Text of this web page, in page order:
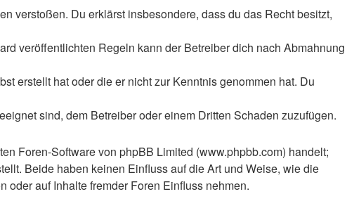
verstoßen. Du erklärst insbesondere, dass du das Recht besitzt,
veröffentlichten Regeln kann der Betreiber dich nach Abmahnung
erstellt hat oder die er nicht zur Kenntnis genommen hat. Du
sind, dem Betreiber oder einem Dritten Schaden zuzufügen.
Foren-Software von phpBB Limited (www.phpbb.com) handelt;
Beide haben keinen Einfluss auf die Art und Weise, wie die
auf Inhalte fremder Foren Einfluss nehmen.